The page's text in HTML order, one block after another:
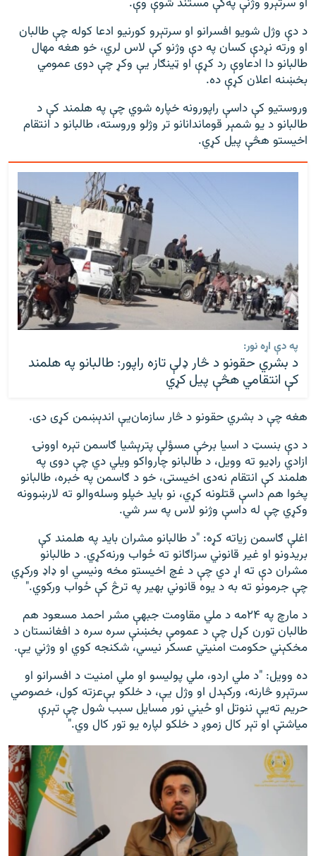
او سرتېرو وژنې په‌کې مستند شوې وې.
د دې وژل شویو افسرانو او سرتېرو کورنیو ادعا کوله چې طالبان
او ورته نږدې کسان په دې وژنو کې لاس لري، خو هغه مهال
طالبانو دا ادعاوې رد کړې او ټینګار یې وکړ چې دوی عمومي
بخښنه اعلان کړې ده.
وروستیو کې داسې راپورونه خپاره شوي چې په هلمند کې د
طالبانو د یو شمېر قوماندانانو تر وژلو وروسته، طالبانو د انتقام
اخیستو هڅې پیل کړي.
په دې اړه نور:
د بشري حقونو د څار ډلې تازه راپور: طالبانو په هلمند
کې انتقامي هڅې پیل کړي
هغه چې د بشري حقونو د څار سازمان‌یې اندېښمن کړی دی.
د دې بنسټ د اسیا برخې مسؤلې پترېشیا ګاسمن تېره اوونۍ
ازادي راډیو ته وویل، د طالبانو چارواکو ویلي دي چې دوی په
هلمند کې انتقام نه‌دی اخیستی، خو د ګاسمن په خبره، طالبانو
پخوا هم داسې قتلونه کړي، نو باید خپلو وسله‌والو ته لارښوونه
وکړي چې له داسې وژنو لاس په سر شي.
اغلې ګاسمن زیاته کړه: "د طالبانو مشران باید په هلمند کې
بریدونو او غیر قانوني سزاګانو ته ځواب ورنه‌کړي. د طالبانو
مشران دې ته اړ دي چې د غچ اخیستو مخه ونیسي او ډاډ ورکړي
چې جرمونو ته به د یوه قانوني بهیر په ترڅ کې ځواب ورکوي."
د مارچ په ۲۴مه د ملي مقاومت جبهې مشر احمد مسعود هم
طالبان تورن کړل چې د عمومې بخښنې سره سره د افغانستان د
مخکېني حکومت امنیتي عسکر نیسي،‌ شکنجه کوي ‌او وژني يې.
ده وویل: "د ملي اردو، ملي پولیسو او ملي امنیت د افسرانو او
سرتېرو څارنه، ورکېدل او وژل یې، د خلکو بې‌عزته کول، خصوصي
حریم ته‌یې ننوتل او ځیني نور مسایل سبب شول چې تېرې
میاشتې او تېر کال زموږ د خلکو لپاره یو تور کال وي."